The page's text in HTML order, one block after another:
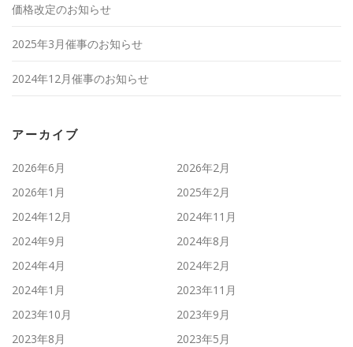
価格改定のお知らせ
2025年3月催事のお知らせ
2024年12月催事のお知らせ
アーカイブ
2026年6月
2026年2月
2026年1月
2025年2月
2024年12月
2024年11月
2024年9月
2024年8月
2024年4月
2024年2月
2024年1月
2023年11月
2023年10月
2023年9月
2023年8月
2023年5月